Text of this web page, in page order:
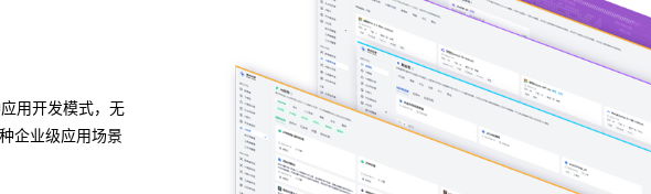
用开发模式，无
企业级应用场景
异构算力统一纳管
模型算力全面优化
BG大游集团问学支持信创/非信创、多品牌CPU与GPU异构多端算力
的统一管理，解决大模型算力技术瓶颈，可根据模型、芯片类型，弹
性调度，提高关键核心算力GPU使用效率。